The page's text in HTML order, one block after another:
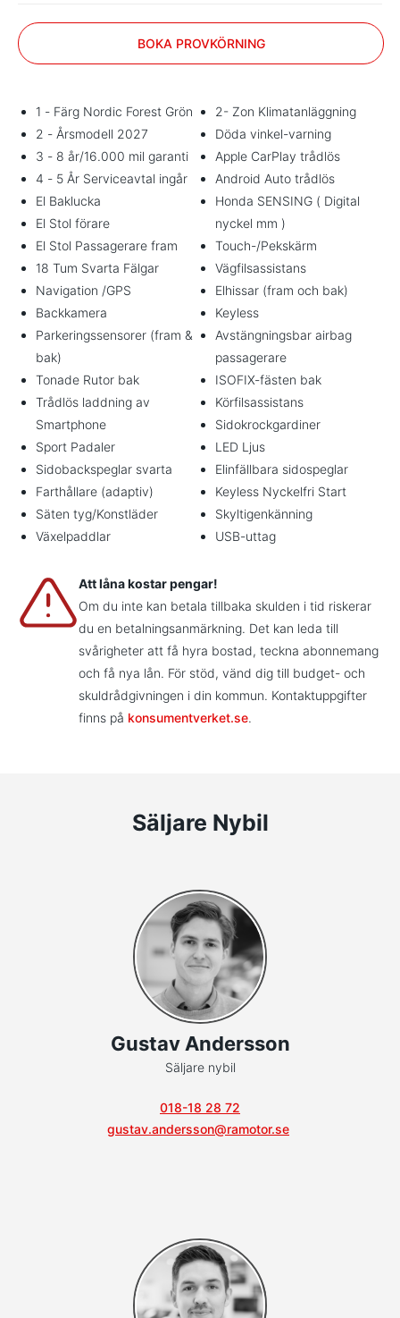
BOKA PROVKÖRNING
1 - Färg Nordic Forest Grön
2 - Årsmodell 2027
3 - 8 år/16.000 mil garanti
4 - 5 År Serviceavtal ingår
El Baklucka
El Stol förare
El Stol Passagerare fram
18 Tum Svarta Fälgar
Navigation /GPS
Backkamera
Parkeringssensorer (fram &
bak)
Tonade Rutor bak
Trådlös laddning av
Smartphone
Sport Padaler
Sidobackspeglar svarta
Farthållare (adaptiv)
Säten tyg/Konstläder
Växelpaddlar
2- Zon Klimatanläggning
Döda vinkel-varning
Apple CarPlay trådlös
Android Auto trådlös
Honda SENSING ( Digital
nyckel mm )
Touch-/Pekskärm
Vägfilsassistans
Elhissar (fram och bak)
Keyless
Avstängningsbar airbag
passagerare
ISOFIX-fästen bak
Körfilsassistans
Sidokrockgardiner
LED Ljus
Elinfällbara sidospeglar
Keyless Nyckelfri Start
Skyltigenkänning
USB-uttag
Att låna kostar pengar!
Om du inte kan betala tillbaka skulden i tid riskerar
du en betalningsanmärkning. Det kan leda till
svårigheter att få hyra bostad, teckna abonnemang
och få nya lån. För stöd, vänd dig till budget- och
skuldrådgivningen i din kommun. Kontaktuppgifter
finns på konsumentverket.se.
Säljare Nybil
Gustav Andersson
Säljare nybil
018-18 28 72
gustav.andersson@ramotor.se